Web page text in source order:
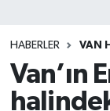
HABERLER VAN
Van’ın
Puan
Tüm